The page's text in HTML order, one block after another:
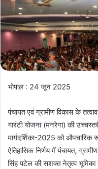
भोपाल : 24 जून 2025
पंचायत एवं ग्रामीण विकास के
गारंटी योजना (मनरेगा) की
मार्गदर्शिका-2025 को
ऐतिहासिक निर्णय में पंचायत,
सिंह पटेल की सशक्त नेतृत्व